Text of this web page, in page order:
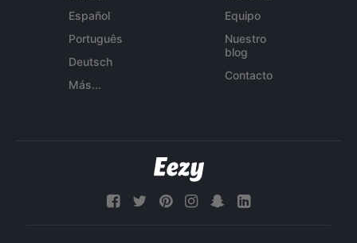
Español
Português
Deutsch
Más...
Equipo
Nuestro
blog
Contacto